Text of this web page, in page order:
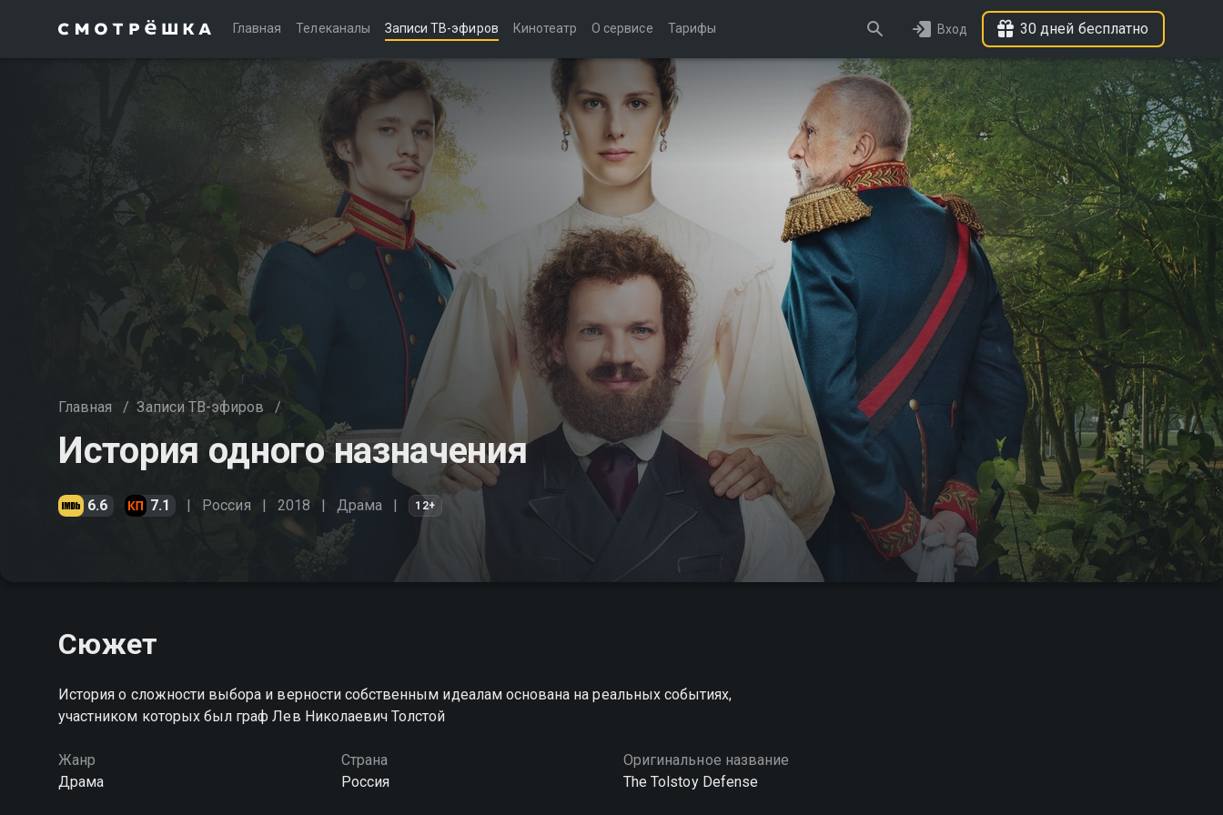
Главная Телеканалы Записи ТВ-эфиров Кинотеатр О сервисе Тарифы Вход 30 дней бесплатно
Главная / Записи ТВ-эфиров /
История одного назначения
6.6 7.1 Россия 2018 Драма 12+
Сюжет
История о сложности выбора и верности собственным идеалам основана на реальных событиях,
участником которых был граф Лев Николаевич Толстой
Жанр
Драма
Страна
Россия
Оригинальное название
The Tolstoy Defense